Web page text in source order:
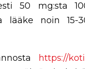
50 mg:sta
lääke noin
https://